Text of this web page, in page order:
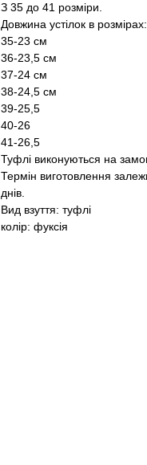
З 35 до 41 розміри.
Довжина устілок в розмірах:
35-23 cм
36-23,5 см
37-24 см
38-24,5 см
39-25,5
40-26
41-26,5
Туфлі виконуються на
Термін виготовлення
днів.
Вид взуття: туфлі
колір: фуксія